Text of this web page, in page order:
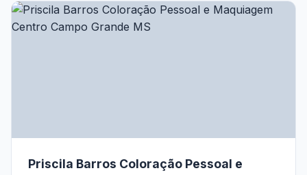
Priscila Barros Coloração Pessoal e